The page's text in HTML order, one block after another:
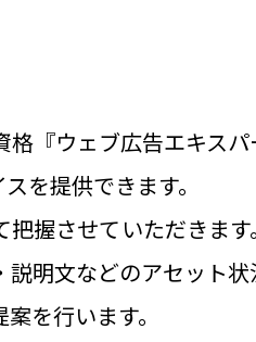
『ウェブ広告エキスパ
を提供できます。
握させていただきます。
明文などのアセット状
を行います。